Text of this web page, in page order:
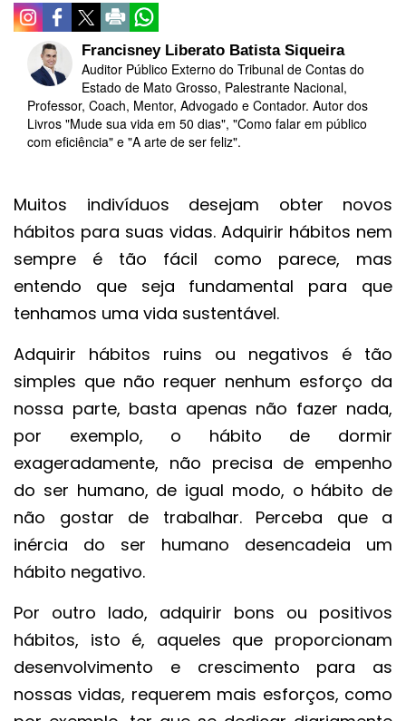
Francisney Liberato Batista Siqueira
Auditor Público Externo do Tribunal de Contas do
Estado de Mato Grosso, Palestrante Nacional,
Professor, Coach, Mentor, Advogado e Contador. Autor dos
Livros "Mude sua vida em 50 dias", "Como falar em público
com eficiência" e "A arte de ser feliz".
Muitos indivíduos desejam obter novos
hábitos para suas vidas. Adquirir hábitos nem
sempre é tão fácil como parece, mas
entendo que seja fundamental para que
tenhamos uma vida sustentável.
Adquirir hábitos ruins ou negativos é tão
simples que não requer nenhum esforço da
nossa parte, basta apenas não fazer nada,
por exemplo, o hábito de dormir
exageradamente, não precisa de empenho
do ser humano, de igual modo, o hábito de
não gostar de trabalhar. Perceba que a
inércia do ser humano desencadeia um
hábito negativo.
Por outro lado, adquirir bons ou positivos
hábitos, isto é, aqueles que proporcionam
desenvolvimento e crescimento para as
nossas vidas, requerem mais esforços, como